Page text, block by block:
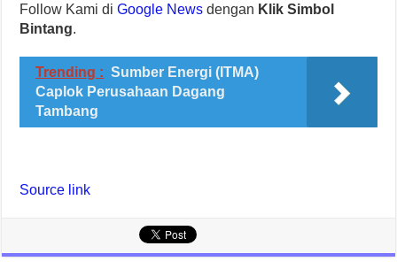
Follow Kami diGoogle News dengan Klik Simbol
Bintang.
Trending : Sumber Energi (ITMA)
Caplok Perusahaan Dagang
Tambang
Source link